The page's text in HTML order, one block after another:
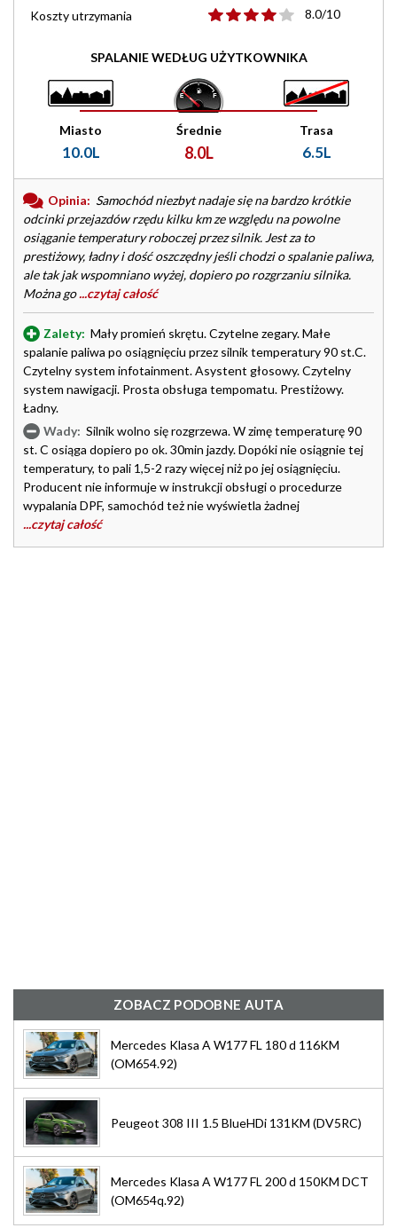
Koszty utrzymania
8.0/10
SPALANIE WEDŁUG UŻYTKOWNIKA
Miasto
10.0L
Średnie
8.0L
Trasa
6.5L
Opinia: Samochód niezbyt nadaje się na bardzo krótkie
odcinki przejazdów rzędu kilku km ze względu na powolne
osiąganie temperatury roboczej przez silnik. Jest za to
prestiżowy, ładny i dość oszczędny jeśli chodzi o spalanie paliwa,
ale tak jak wspomniano wyżej, dopiero po rozgrzaniu silnika.
Można go...czytaj całość
Zalety: Mały promień skrętu. Czytelne zegary. Małe
spalanie paliwa po osiągnięciu przez silnik temperatury 90 st.C.
Czytelny system infotainment. Asystent głosowy. Czytelny
system nawigacji. Prosta obsługa tempomatu. Prestiżowy.
Ładny.
Wady: Silnik wolno się rozgrzewa. W zimę temperaturę 90
st. C osiąga dopiero po ok. 30min jazdy. Dopóki nie osiągnie tej
temperatury, to pali 1,5-2 razy więcej niż po jej osiągnięciu.
Producent nie informuje w instrukcji obsługi o procedurze
wypalania DPF, samochód też nie wyświetla żadnej
...czytaj całość
ZOBACZ PODOBNE AUTA
Mercedes Klasa A W177 FL 180 d 116KM
(OM654.92)
Peugeot 308 III 1.5 BlueHDi 131KM (DV5RC)
Mercedes Klasa A W177 FL 200 d 150KM DCT
(OM654q.92)